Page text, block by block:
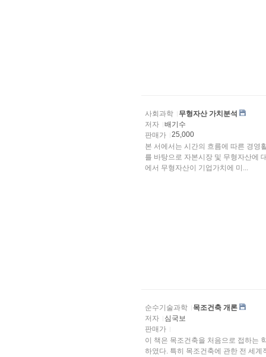
사회과학
무형자산 가치분석
저자
배기수
판매가
25,000
본 서에서는 시간의 흐름에 따른 경영
를 바탕으로 자본시장 및 무형자산에
에서 무형자산이 기업가치에 미...
순수기술과학
목조건축 개론
저자
심국보
판매가
이 책은 목조건축을 처음으로 접하는
하였다. 특히 목조건축에 관한 전 세